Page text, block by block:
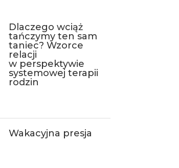
Dlaczego wciąż
tańczymy ten sam
taniec? Wzorce
relacji
w perspektywie
systemowej terapii
rodzin
Wakacyjna presja